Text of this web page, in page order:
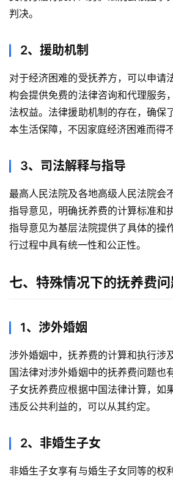
判决。
2、援助机制
对于经济困难的受抚养方，可以申请
构会提供免费的法律咨询和代理服务
法权益。法律援助机制的存在，确保
本生活保障，不因家庭经济困难而得
3、司法解释与指导
最高人民法院及各地高级人民法院会
指导意见，明确抚养费的计算标准和
指导意见为基层法院提供了具体的操
行过程中具有统一性和公正性。
七、特殊情况下的抚养费
1、涉外婚姻
涉外婚姻中，抚养费的计算和执行涉
国法律对涉外婚姻中的抚养费问题也
子女抚养费应根据中国法律计算，如
违反公共利益的，可以从其约定。
2、非婚生子女
非婚生子女享有与婚生子女同等的权